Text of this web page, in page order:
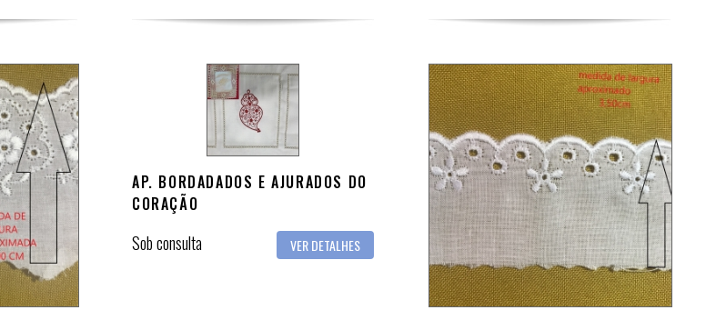
AP. BORDADADOS E AJURADOS DO
CORAÇÃO
Sob consulta VER DETALHES